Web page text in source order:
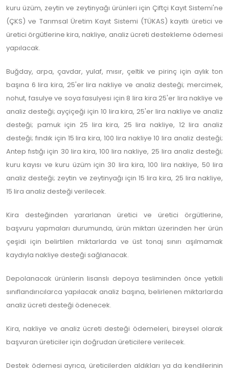
kuru üzüm, zeytin ve zeytinyağı ürünleri için Çiftçi Kayıt Sistemi'ne
(ÇKS) ve Tarımsal Üretim Kayıt Sistemi (TÜKAS) kayıtlı üretici ve
üretici örgütlerine kira, nakliye, analiz ücreti destekleme ödemesi
yapılacak.
Buğday, arpa, çavdar, yulaf, mısır, çeltik ve pirinç için aylık ton
başına 6 lira kira, 25'er lira nakliye ve analiz desteği; mercimek,
nohut, fasulye ve soya fasulyesi için 8 lira kira 25'er lira nakliye ve
analiz desteği; ayçiçeği için 10 lira kira, 25'er lira nakliye ve analiz
desteği; pamuk için 25 lira kira, 25 lira nakliye, 12 lira analiz
desteği; fındık için 15 lira kira, 100 lira nakliye 10 lira analiz desteği;
Antep fıstığı için 30 lira kira, 100 lira nakliye, 25 lira analiz desteği;
kuru kayısı ve kuru üzüm için 30 lira kira, 100 lira nakliye, 50 lira
analiz desteği; zeytin ve zeytinyağı için 15 lira kira, 25 lira nakliye,
15 lira analiz desteği verilecek.
Kira desteğinden yararlanan üretici ve üretici örgütlerine,
başvuru yapmaları durumunda, ürün miktarı üzerinden her ürün
çeşidi için belirtilen miktarlarda ve üst tonaj sınırı aşılmamak
kaydıyla nakliye desteği sağlanacak.
Depolanacak ürünlerin lisanslı depoya tesliminden önce yetkili
sınıflandırıcılarca yapılacak analiz başına, belirlenen miktarlarda
analiz ücreti desteği ödenecek.
Kira, nakliye ve analiz ücreti desteği ödemeleri, bireysel olarak
başvuran üreticiler için doğrudan üreticilere verilecek.
Destek ödemesi ayrıca, üreticilerden aldıkları ya da kendilerinin